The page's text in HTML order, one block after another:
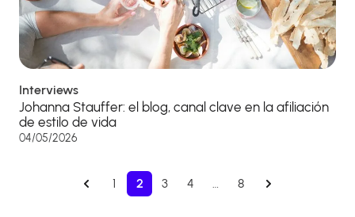
Interviews
Johanna Stauffer: el blog, canal clave en la afiliación
de estilo de vida
04/05/2026
1 2 3 4 … 8